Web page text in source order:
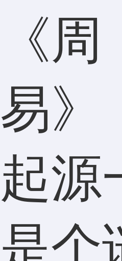
《周
易》
起源
是个